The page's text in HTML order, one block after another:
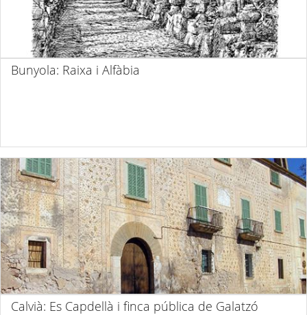
Bunyola: Raixa i Alfàbia
Calvià: Es Capdellà i finca pública de Galatzó